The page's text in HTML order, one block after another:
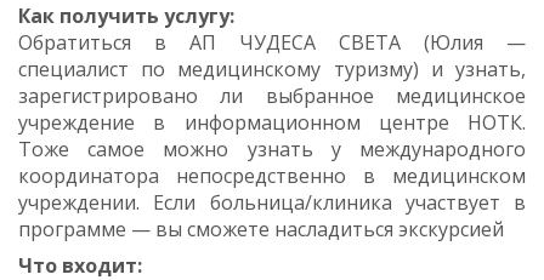
Как получить услугу:
Обратиться в АП ЧУДЕСА СВЕТА (Юлия —
специалист по медицинскому туризму) и узнать,
зарегистрировано ли выбранное медицинское
учреждение в информационном центре НОТК.
Тоже самое можно узнать у международного
координатора непосредственно в медицинском
учреждении. Если больница/клиника участвует в
программе — вы сможете насладиться экскурсией
Что входит: